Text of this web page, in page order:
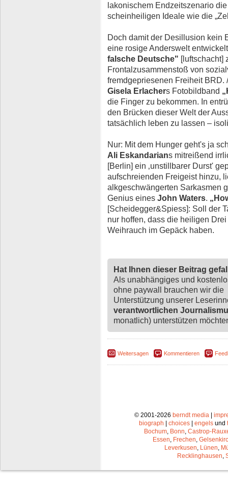
lakonischem Endzeitszenario
scheinheiligen Ideale wie die
Doch damit der Desillusion kein
eine rosige Anderswelt
falsche Deutsche" [luftschacht]
Frontalzusammenstoß von
fremdgepriesenen Freiheit
Gisela Erlachers Fotobildband
die Finger zu bekommen. In
den Brücken dieser Welt der
tatsächlich leben zu lassen –
Nur: Mit dem Hunger geht's ja
Ali Eskandarians mitreißend
[Berlin] ein ‚unstillbarer Durst'
aufschreienden Freigeist hinzu,
alkgeschwängerten Sarkasmen
Genius eines John Waters.
[Scheidegger&Spiess]: Soll der
nur hoffen, dass die heiligen
Weihrauch im Gepäck haben.
Hat Ihnen dieser Beitrag
Als unabhängiges und
ohne paywall brauchen wir die
Unterstützung unserer
verantwortlichen
monatlich) unterstützen
Weitersagen Kommentieren
© 2001-2026 berndt media|
biograph
choices engels und
Bochum, Bonn, Castrop-
Essen, Frechen,
Leverkusen, Lünen,
Recklinghausen,